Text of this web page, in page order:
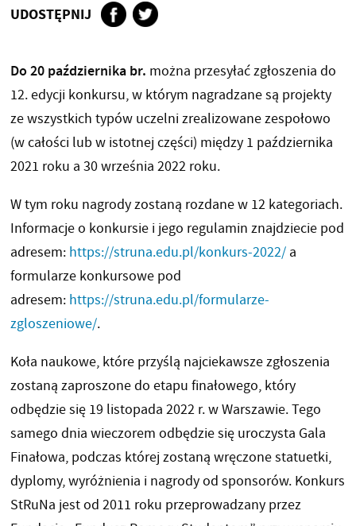
UDOSTĘPNIJ
Do 20 października br. można przesyłać zgłoszenia do
12. edycji konkursu, w którym nagradzane są projekty
ze wszystkich typów uczelni zrealizowane zespołowo
(w całości lub w istotnej części) między 1 października
2021 roku a 30 września 2022 roku.
W tym roku nagrody zostaną rozdane w 12 kategoriach.
Informacje o konkursie i jego regulamin znajdziecie pod
adresem: https://struna.edu.pl/konkurs-2022/a
formularze konkursowe pod
adresem: https://struna.edu.pl/formularze-
zgloszeniowe/.
Koła naukowe, które przyślą najciekawsze zgłoszenia
zostaną zaproszone do etapu finałowego, który
odbędzie się 19 listopada 2022 r. w Warszawie. Tego
samego dnia wieczorem odbędzie się uroczysta Gala
Finałowa, podczas której zostaną wręczone statuetki,
dyplomy, wyróżnienia i nagrody od sponsorów. Konkurs
StRuNa jest od 2011 roku przeprowadzany przez